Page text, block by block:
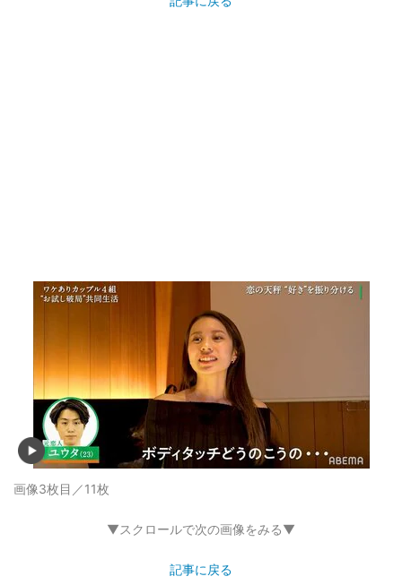
画像3枚目／11枚
▼スクロールで次の画像をみる▼
記事に戻る